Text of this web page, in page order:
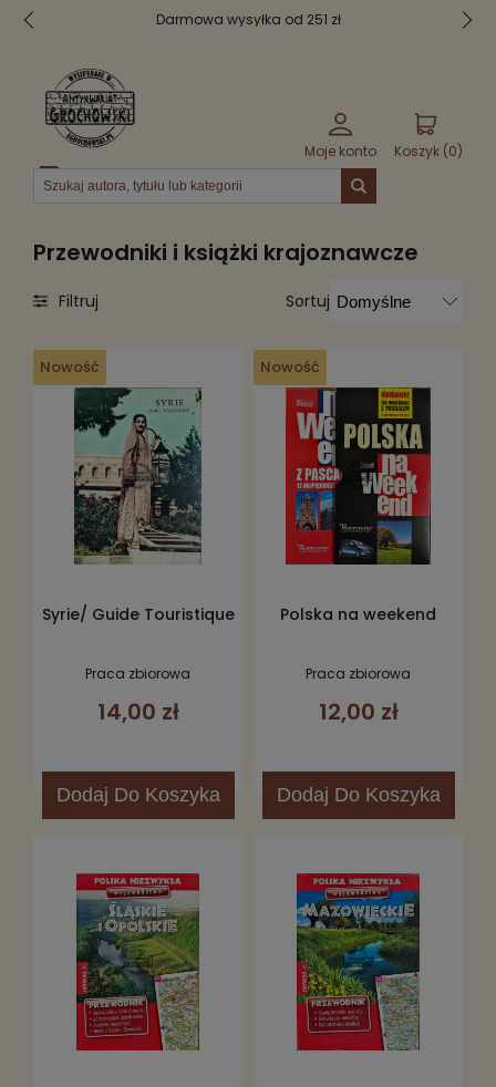
Darmowa wysyłka od 251 zł
Moje konto Koszyk (0)
Menu
Przewodniki i książki krajoznawcze
Sortuj
Filtruj
Syrie/ Guide Touristique
Praca zbiorowa
14,00 zł
Dodaj Do Koszyka
Nowość
Polska na weekend
Praca zbiorowa
12,00 zł
Dodaj Do Koszyka
Nowość